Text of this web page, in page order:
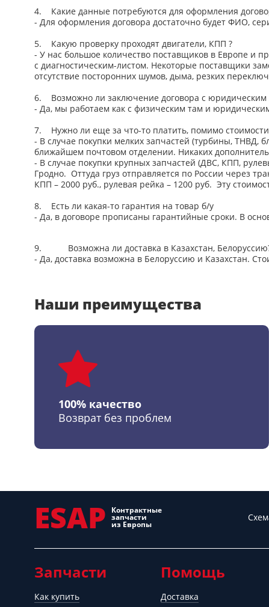
4. Какие данные потребуются для оформления
- Для оформления договора достаточно будет ФИО,
5. Какую проверку проходят двигатели, КПП ?
- У нас большое количество поставщиков в Европе и
с диагностическим-листом. Некоторые поставщики
отсутствие посторонних шумов, дыма, резких
6. Возможно ли заключение договора с юридическим
- Да, мы работаем как с физическим там и
7. Нужно ли еще за что-то платить, помимо стоимости
- В случае покупки мелких запчастей (турбины, ТНВД,
ближайшем почтовом отделении. Никаких
- В случае покупки крупных запчастей (ДВС, КПП,
Гродно. Оттуда груз отправляется по России через
КПП – 2000 руб., рулевая рейка – 1200 руб. Эту
8. Есть ли какая-то гарантия на товар б/у
- Да, в договоре прописаны гарантийные сроки. В
9. Возможна ли доставка в Казахстан,
- Да, доставка возможна в Белоруссию и Казахстан.
Наши преимущества
100% качество
Возврат без проблем
ESAP Контрактные
запчасти
из Европы
Запчасти
Как купить
Помощь
Доставка